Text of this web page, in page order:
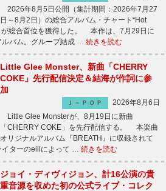
2026年8月5日公開（集計期間：2026年7月27
日～8月2日）の総合アルバム・チャート“Hot
が総合首位を獲得した。 本作は、7月29日に
ルバム。グループ結成 … 続きを読む
Little Glee Monster、新曲「CHERRY
COKE」先行配信決定＆結海が作詞に参
加
Ｊ－ＰＯＰ
2026年8月6日
Little Glee Monsterが、8月19日に新曲
「CHERRY COKE」を先行配信する。 本楽曲
リジナルアルバム『BREATH』に収録されて
イターのeillによって … 続きを読む
ジョイ・ディヴィジョン、計16公演の貴
重音源を収めた初の公式ライブ・コレク